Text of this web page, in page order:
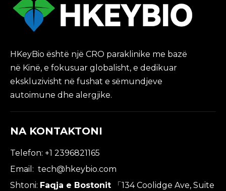
HKeyBio është një CRO paraklinike me bazë
në Kinë, e fokusuar globalisht, e dedikuar
ekskluzivisht në fushat e sëmundjeve
autoimune dhe alergjike.
NA KONTAKTONI
Telefon: +1 2396821165
Email: tech@hkeybio.com
Shtoni: Faqja e Bostonit
「134 Coolidge Ave, Suite